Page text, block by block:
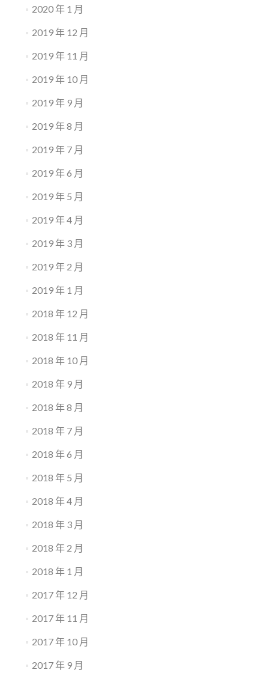
2020 年 1 月
2019 年 12 月
2019 年 11 月
2019 年 10 月
2019 年 9 月
2019 年 8 月
2019 年 7 月
2019 年 6 月
2019 年 5 月
2019 年 4 月
2019 年 3 月
2019 年 2 月
2019 年 1 月
2018 年 12 月
2018 年 11 月
2018 年 10 月
2018 年 9 月
2018 年 8 月
2018 年 7 月
2018 年 6 月
2018 年 5 月
2018 年 4 月
2018 年 3 月
2018 年 2 月
2018 年 1 月
2017 年 12 月
2017 年 11 月
2017 年 10 月
2017 年 9 月